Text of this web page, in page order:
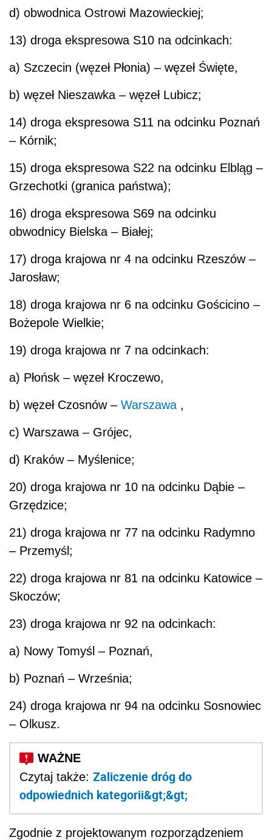
d) obwodnica Ostrowi Mazowieckiej;
13) droga ekspresowa S10 na odcinkach:
a) Szczecin (węzeł Płonia) – węzeł Święte,
b) węzeł Nieszawka – węzeł Lubicz;
14) droga ekspresowa S11 na odcinku Poznań
– Kórnik;
15) droga ekspresowa S22 na odcinku Elbląg –
Grzechotki (granica państwa);
16) droga ekspresowa S69 na odcinku
obwodnicy Bielska – Białej;
17) droga krajowa nr 4 na odcinku Rzeszów –
Jarosław;
18) droga krajowa nr 6 na odcinku Gościcino –
Bożepole Wielkie;
19) droga krajowa nr 7 na odcinkach:
a) Płońsk – węzeł Kroczewo,
b) węzeł Czosnów – Warszawa ,
c) Warszawa – Grójec,
d) Kraków – Myślenice;
20) droga krajowa nr 10 na odcinku Dąbie –
Grzędzice;
21) droga krajowa nr 77 na odcinku Radymno
– Przemyśl;
22) droga krajowa nr 81 na odcinku Katowice –
Skoczów;
23) droga krajowa nr 92 na odcinkach:
a) Nowy Tomyśl – Poznań,
b) Poznań – Września;
24) droga krajowa nr 94 na odcinku Sosnowiec
– Olkusz.
Czytaj także: Zaliczenie dróg do
odpowiednich kategorii&gt;&gt;
Zgodnie z projektowanym rozporządzeniem